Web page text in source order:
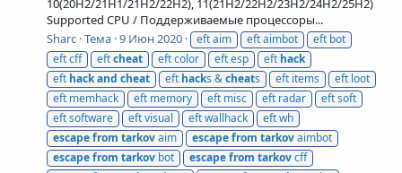
Supported CPU / Поддерживаемые процессоры...
Sharc Тема 9 Июн 2020 eft aim eft aimbot
eft bot
eft cff
eftcheat eft color eft esp eft hack
eft hackand cheat eft hacks &cheats eft items
eft loot
eft memhack
eft memory eft misc eft radar
eft soft
eft software
eft visual eft wallhack
eft wh
escapefrom tarkovaim escapefrom tarkovaimbot
escapefrom tarkov bot escapefrom tarkovcff